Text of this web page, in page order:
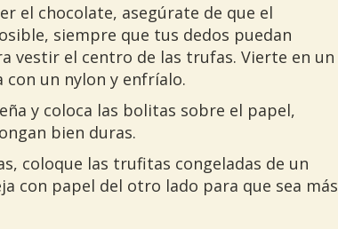
el chocolate, asegúrate de que el
siempre que tus dedos puedan
vestir el centro de las trufas. Vierte en un
un nylon y enfríalo.
y coloca las bolitas sobre el papel,
bien duras.
coloque las trufitas congeladas de un
con papel del otro lado para que sea más